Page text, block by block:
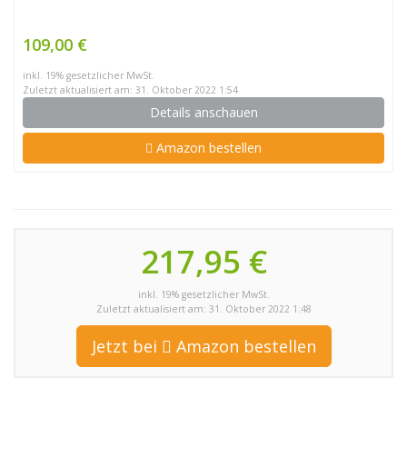
109,00 €
inkl. 19% gesetzlicher MwSt.
Zuletzt aktualisiert am: 31. Oktober 2022 1:54
Details anschauen
Amazon bestellen
217,95 €
inkl. 19% gesetzlicher MwSt.
Zuletzt aktualisiert am: 31. Oktober 2022 1:48
Jetzt bei Amazon bestellen